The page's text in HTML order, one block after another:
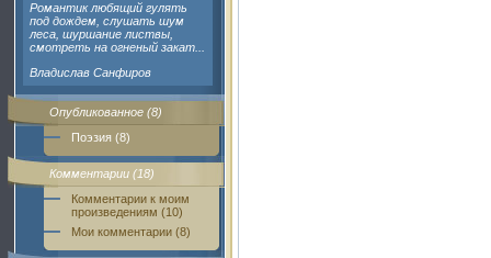
Романтик любящий гулять
под дождем, слушать шум
леса, шуршание листвы,
смотреть на огненый закат...
Владислав Санфиров
Опубликованное (8)
Поэзия (8)
Комментарии (18)
Комментарии к моим
произведениям (10)
Мои комментарии (8)